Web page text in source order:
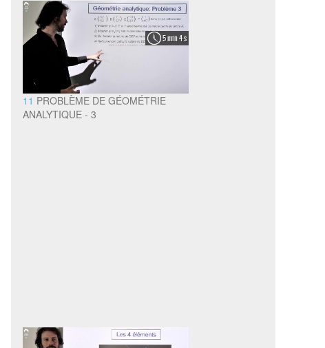
5 min 4 s
11 PROBLÈME DE GÉOMÉTRIE
ANALYTIQUE - 3